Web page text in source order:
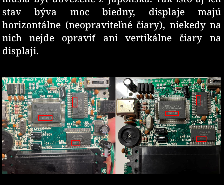
stav býva moc biedny, displaje majú
horizontálne (neopraviteľné čiary), niekedy na
nich nejde opraviť ani vertikálne čiary na
displaji.